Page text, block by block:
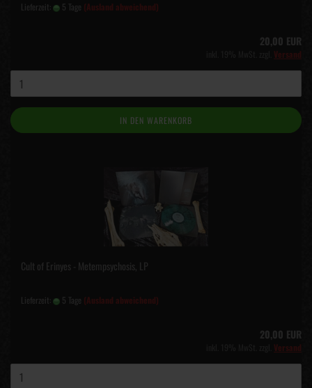
Lieferzeit: 5 Tage (Ausland abweichend)
20,00 EUR
Versand
IN DEN WARENKORB
Cult of Erinyes - Metempsychosis, LP
Lieferzeit: 5 Tage (Ausland abweichend)
20,00 EUR
Versand